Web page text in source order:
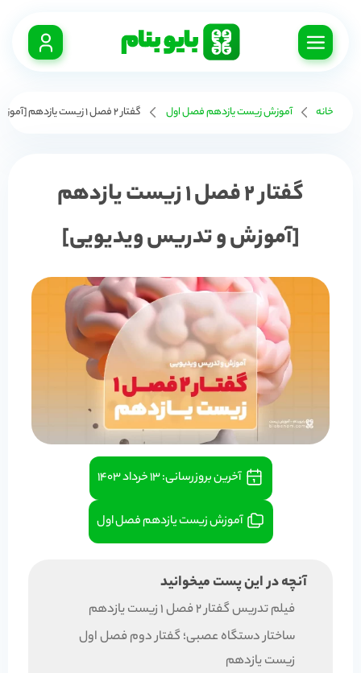
خانه آموزش زیست یازدهم فصل اول گفتار 2 فصل 1 زیست یازدهم [آموزش و تدریس ویدیویی]
گفتار 2 فصل 1 زیست یازدهم
[آموزش و تدریس ویدیویی]
آخرین بروزرسانی:۱۳ خرداد ۱۴۰۳
آموزش زیست یازدهم فصل اول
آنچه در این پست میخوانید
فیلم تدریس گفتار 2 فصل 1 زیست یازدهم
ساختار دستگاه عصبی؛ گفتار دوم فصل اول
زیست یازدهم